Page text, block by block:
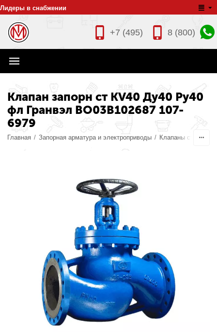
Лидеры в снабжении
8 (800)
+7 (495)
Клапан запорн ст KV40 Ду40 Ру40
фл Гранвэл BO03B102687 107-
6979
Главная / Запорная арматура и электроприводы / Клапаны стальные